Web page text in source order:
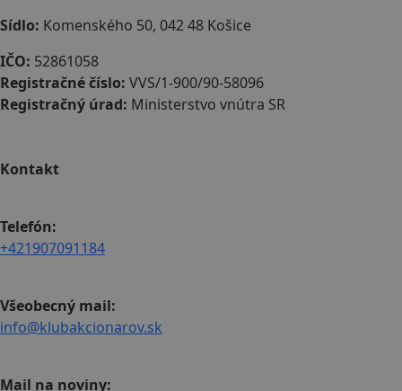
Sídlo: Komenského 50, 042 48 Košice
IČO: 52861058
Registračné číslo: VVS/1-900/90-58096
Registračný úrad: Ministerstvo vnútra SR
Kontakt
Telefón:
+421907091184
Všeobecný mail:
info@klubakcionarov.sk
Mail na noviny: